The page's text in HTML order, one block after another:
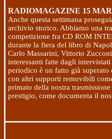
RADIOMAGAZINE 15
Anche questa settimana
archivio storico. Abbiamo una
competizione fra CD ROM
durante la fiera del libro di
Carlo Massarini, Vittorio
interessanti fatte dagli
periodico è un fatto già superato
con altri supporti removibili
primato della nostra
prestigio, come documenta il